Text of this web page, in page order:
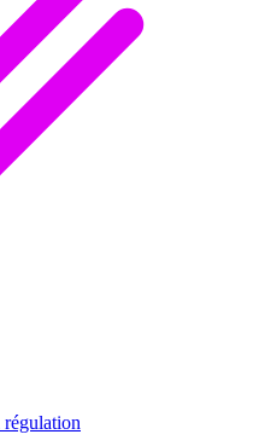
régulation